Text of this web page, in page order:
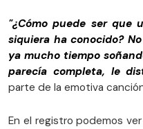
"¿Cómo puede ser que
siquiera ha conocido?
ya mucho tiempo
parecía completa, le
parte de la emotiva
En el registro podemos